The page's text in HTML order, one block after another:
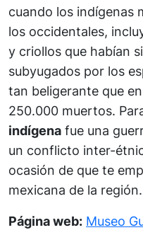
cuando los indígenas
los occidentales,
y criollos que habían
subyugados por los
tan beligerante que
250.000 muertos.
indígena fue una
un conflicto inter-
ocasión de que te
mexicana de la región.
Página web: Museo